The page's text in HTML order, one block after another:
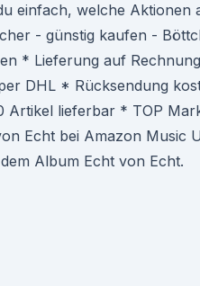
einfach, welche Aktionen
- günstig kaufen -
* Lieferung auf
DHL * Rücksendung
Artikel lieferbar * TOP
Echt bei Amazon Music
Album Echt von Echt.